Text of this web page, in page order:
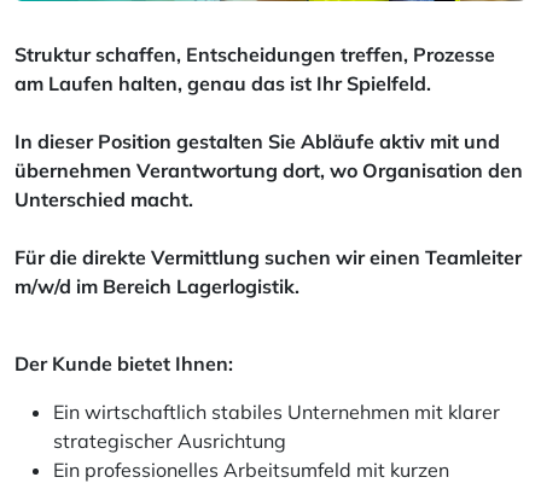
Struktur schaffen, Entscheidungen treffen, Prozesse
am Laufen halten, genau das ist Ihr Spielfeld.
In dieser Position gestalten Sie Abläufe aktiv mit und
übernehmen Verantwortung dort, wo Organisation den
Unterschied macht.
Für die direkte Vermittlung suchen wir einen Teamleiter
m/w/d im Bereich Lagerlogistik.
Der Kunde bietet Ihnen:
Ein wirtschaftlich stabiles Unternehmen mit klarer
strategischer Ausrichtung
Ein professionelles Arbeitsumfeld mit kurzen